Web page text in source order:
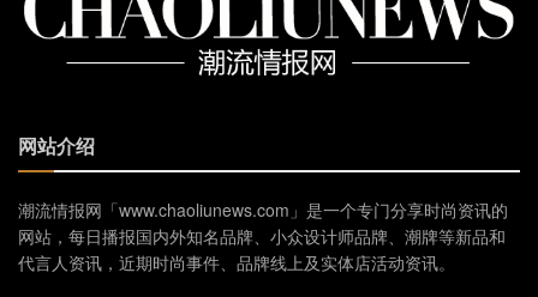
网站介绍
潮流情报网「www.chaoliunews.com」是一个专门分享时尚资讯的
网站，每日播报国内外知名品牌、小众设计师品牌、潮牌等新品和
代言人资讯，近期时尚事件、品牌线上及实体店活动资讯。